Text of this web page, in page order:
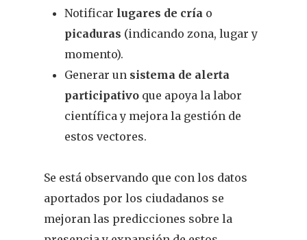
Notificar lugares de cría o
picaduras (indicando zona, lugar y
momento).
Generar un sistema de alerta
participativo que apoya la labor
científica y mejora la gestión de
estos vectores.
Se está observando que con los datos
aportados por los ciudadanos se
mejoran las predicciones sobre la